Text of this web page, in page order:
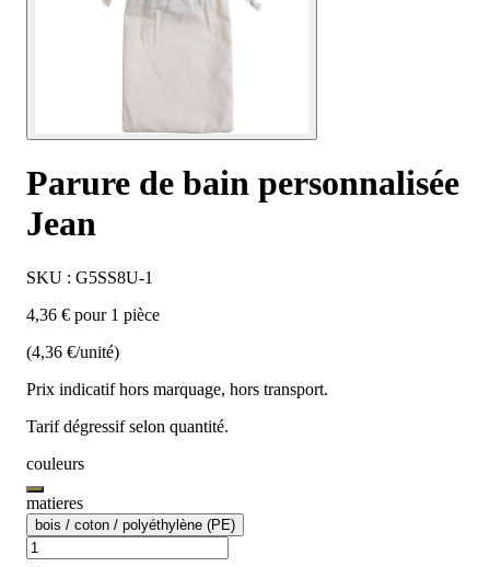
Parure de bain personnalisée
Jean
SKU : G5SS8U-1
4,36 € pour 1 pièce
(4,36 €/unité)
Prix indicatif hors marquage, hors transport.
Tarif dégressif selon quantité.
couleurs
matieres
bois / coton / polyéthylène (PE)